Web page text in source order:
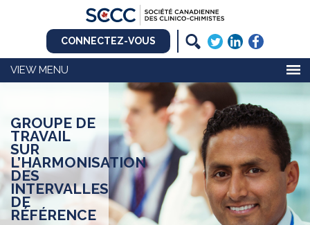
CONNECTEZ-VOUS
MENU
GROUPE DE
TRAVAIL
SUR
L’HARMONISATION
DES
INTERVALLES
DE
RÉFÉRENCE